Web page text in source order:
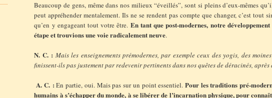
Beaucoup de gens, même dans nos milieux “éveillés”, sont si pleins d’eux-mêmes
peut appréhender mentalement. Ils ne se rendent pas compte que changer, c’est
qu’en y engageant tout votre être. En tant que post-modernes, notre
étape et trouvions une voie radicalement neuve.
N. C. : Mais les enseignements prémodernes, par exemple ceux des yogis, des
finissent-ils pas justement par redevenir pertinents dans nos quêtes de déracinés,
A. C. : En partie, oui. Mais pas sur un point essentiel. Pour les traditions pré-
humains à s’échapper du monde, à se libérer de l’incarnation physique, pour